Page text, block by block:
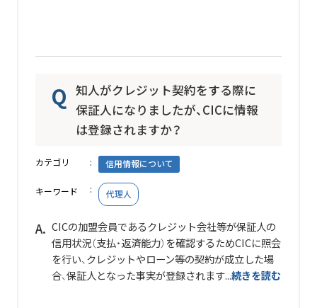
知人がクレジット契約をする際に
保証人になりましたが、CICに情報
は登録されますか？
カテゴリ 信用情報について
キーワード 代理人
CICの加盟会員であるクレジット会社等が保証人の
信用状況（支払・返済能力）を確認するためCICに照会
を行い、クレジットやローン等の契約が成立した場
合、保証人となった事実が登録されます...続きを読む